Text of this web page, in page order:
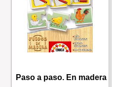
Paso a paso. En madera